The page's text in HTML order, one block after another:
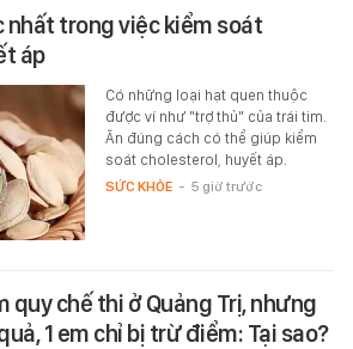
nhất trong việc kiểm soát
áp
Có những loại hạt quen thuộc
được ví như "trợ thủ" của trái tim.
Ăn đúng cách có thể giúp kiểm
soát cholesterol, huyết áp.
SỨC KHỎE - 5 giờ trước
quy chế thi ở Quảng Trị, nhưng
1 em chỉ bị trừ điểm: Tại sao?